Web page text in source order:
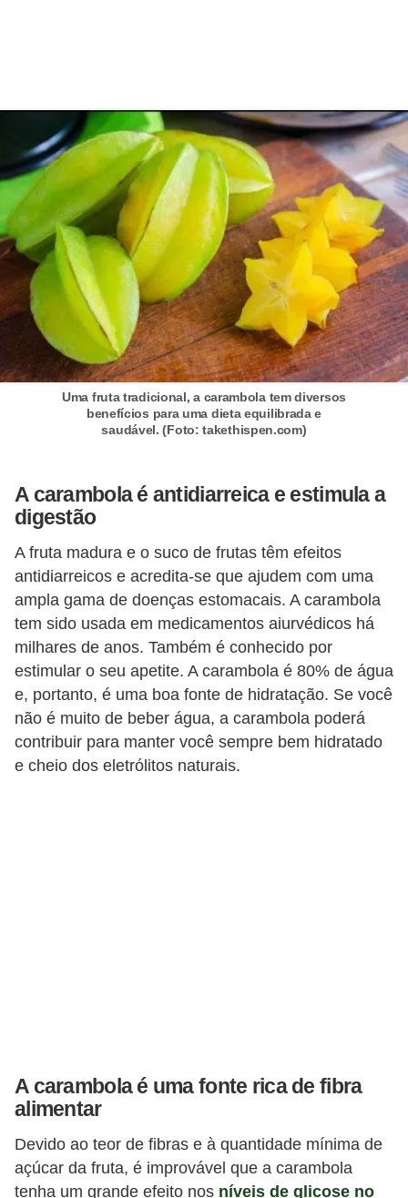
Uma fruta tradicional, a carambola tem diversos
benefícios para uma dieta equilibrada e
saudável. (Foto: takethispen.com)
A carambola é antidiarreica e estimula a
digestão
A fruta madura e o suco de frutas têm efeitos
antidiarreicos e acredita-se que ajudem com uma
ampla gama de doenças estomacais. A carambola
tem sido usada em medicamentos aiurvédicos há
milhares de anos. Também é conhecido por
estimular o seu apetite. A carambola é 80% de água
e, portanto, é uma boa fonte de hidratação. Se você
não é muito de beber água, a carambola poderá
contribuir para manter você sempre bem hidratado
e cheio dos eletrólitos naturais.
A carambola é uma fonte rica de fibra
alimentar
Devido ao teor de fibras e à quantidade mínima de
açúcar da fruta, é improvável que a carambola
tenha um grande efeito nos níveis de glicose no